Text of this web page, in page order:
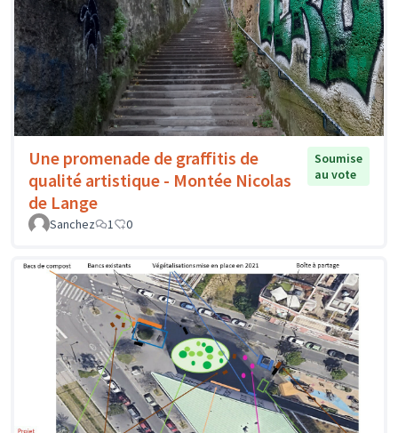
Une promenade de graffitis de
qualité artistique - Montée Nicolas
de Lange
Soumise
au vote
Sanchez 1 0